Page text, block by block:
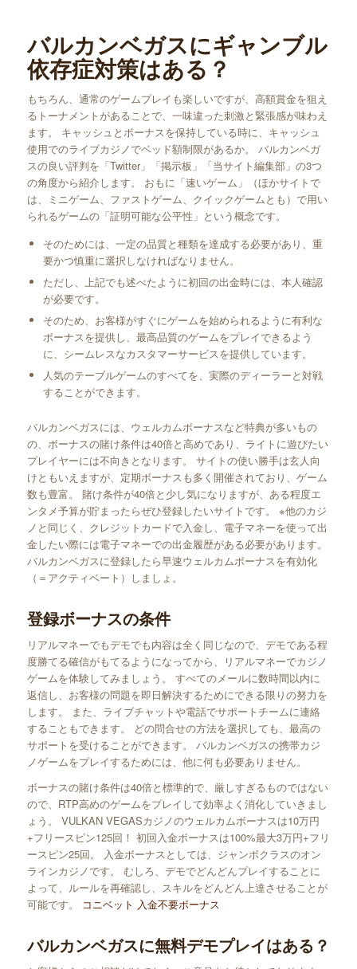
バルカンベガスにギャンブル
依存症対策はある？
もちろん、通常のゲームプレイも楽しいですが、高額賞金を狙え
るトーナメントがあることで、一味違った刺激と緊張感が味わえ
ます。 キャッシュとボーナスを保持している時に、キャッシュ
使用でのライブカジノでベッド額制限があるか。 バルカンベガ
スの良い評判を「Twitter」「掲示板」「当サイト編集部」の3つ
の角度から紹介します。 おもに「速いゲーム」（ほかサイトで
は、ミニゲーム、ファストゲーム、クイックゲームとも）で用い
られるゲームの「証明可能な公平性」という概念です。
そのためには、一定の品質と種類を達成する必要があり、重
要かつ慎重に選択しなければなりません。
ただし、上記でも述べたように初回の出金時には、本人確認
が必要です。
そのため、お客様がすぐにゲームを始められるように有利な
ボーナスを提供し、最高品質のゲームをプレイできるよう
に、シームレスなカスタマーサービスを提供しています。
人気のテーブルゲームのすべてを、実際のディーラーと対戦
することができます。
バルカンベガスには、ウェルカムボーナスなど特典が多いもの
の、ボーナスの賭け条件は40倍と高めであり、ライトに遊びたい
プレイヤーには不向きとなります。 サイトの使い勝手は玄人向
けともいえますが、定期ボーナスも多く開催されており、ゲーム
数も豊富。 賭け条件が40倍と少し気になりますが、ある程度エ
ンタメ予算が貯まったらぜひ登録したいサイトです。 ※他のカジ
ノと同じく、クレジットカードで入金し、電子マネーを使って出
金したい際には電子マネーでの出金履歴がある必要があります。
バルカンベガスに登録したら早速ウェルカムボーナスを有効化
（＝アクティベート）しましょ。
登録ボーナスの条件
リアルマネーでもデモでも内容は全く同じなので、デモである程
度勝てる確信がもてるようになってから、リアルマネーでカジノ
ゲームを体験してみましょう。 すべてのメールに数時間以内に
返信し、お客様の問題を即日解決するためにできる限りの努力を
します。 また、ライブチャットや電話でサポートチームに連絡
することもできます。 どの問合せの方法を選択しても、最高の
サポートを受けることができます。 バルカンベガスの携帯カジ
ノゲームをプレイするためには、他に何も必要ありません。
ボーナスの賭け条件は40倍と標準的で、厳しすぎるものではない
ので、RTP高めのゲームをプレイして効率よく消化していきまし
ょう。 VULKAN VEGASカジノのウェルカムボーナスは10万円
+フリースピン125回！ 初回入金ボーナスは100%最大3万円+フリ
ースピン25回。 入金ボーナスとしては、ジャンボクラスのオン
ラインカジノです。 むしろ、デモでどんどんプレイすることに
よって、ルールを再確認し、スキルをどんどん上達させることが
可能です。
コニベット 入金不要ボーナス
バルカンベガスに無料デモプレイはある？